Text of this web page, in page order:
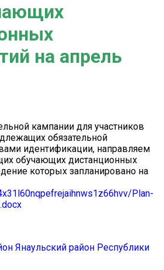
на апрель
кампании для участников
обязательной
идентификации, направляем
обучающих дистанционных
которых запланировано на
Plan-
Янаульский район Республики